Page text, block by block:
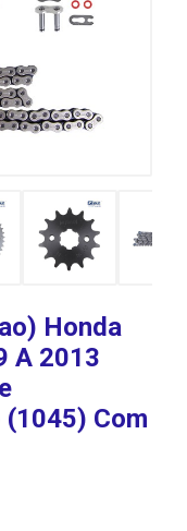
Honda
A 2013
Com